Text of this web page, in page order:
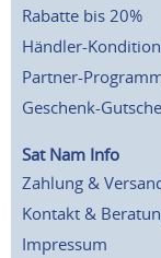
Rabatte bis 20%
Händler-
Partner-
Geschenk-
Sat Nam Info
Zahlung &
Kontakt &
Impressum